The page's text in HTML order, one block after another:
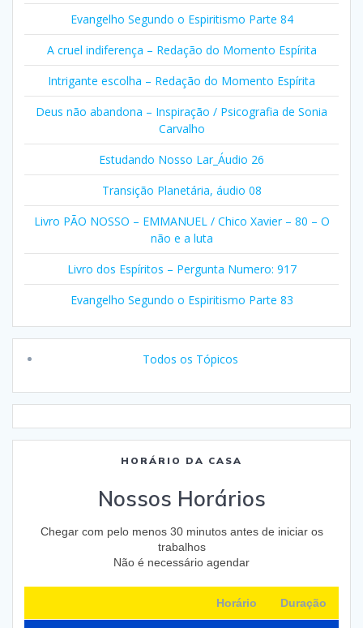
Evangelho Segundo o Espiritismo Parte 84
A cruel indiferença – Redação do Momento Espírita
Intrigante escolha – Redação do Momento Espírita
Deus não abandona – Inspiração / Psicografia de Sonia
Carvalho
Estudando Nosso Lar_Áudio 26
Transição Planetária, áudio 08
Livro PÃO NOSSO – EMMANUEL / Chico Xavier – 80 – O
não e a luta
Livro dos Espíritos – Pergunta Numero: 917
Evangelho Segundo o Espiritismo Parte 83
Todos os Tópicos
HORÁRIO DA CASA
Nossos Horários
Chegar com pelo menos 30 minutos antes de iniciar os
trabalhos
Não é necessário agendar
Horário Duração